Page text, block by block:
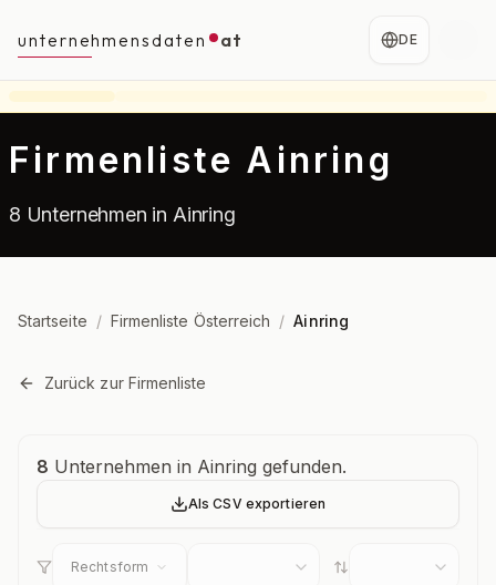
unternehmensdaten at DE
Firmenliste Ainring
8 Unternehmen in Ainring
Startseite / Firmenliste Österreich / Ainring
Zurück zur Firmenliste
Unternehmensübersicht
8 Unternehmen in Ainring gefunden.
Als CSV exportieren
Rechtsform